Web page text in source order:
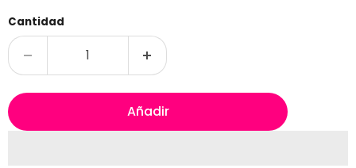
Cantidad
Añadir